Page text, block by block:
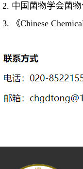
2. 中国菌物学会菌
3.
《Chinese